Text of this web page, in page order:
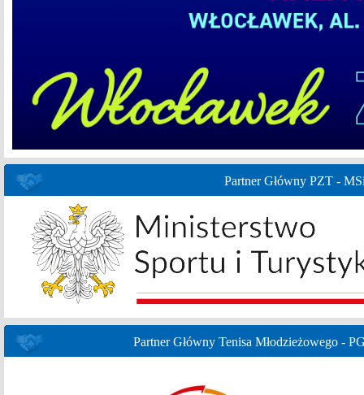
Partner Główny PZT -
Partner Główny Tenisa Młodzieżowego -